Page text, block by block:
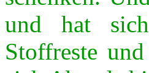
und hat
Stoffreste